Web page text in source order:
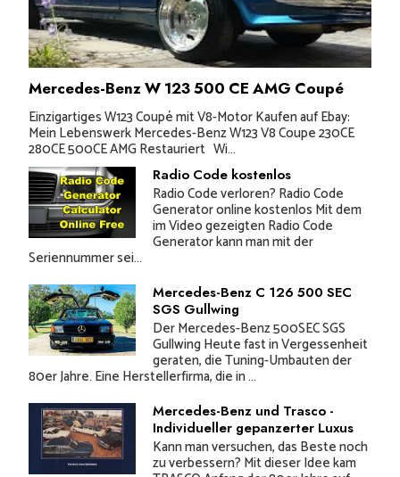
Mercedes-Benz W 123 500 CE AMG Coupé
Einzigartiges W123 Coupé mit V8-Motor Kaufen auf Ebay:
Mein Lebenswerk Mercedes-Benz W123 V8 Coupe 230CE
280CE 500CE AMG Restauriert Wi...
Radio Code kostenlos
Radio Code verloren? Radio Code
Generator online kostenlos Mit dem
im Video gezeigten Radio Code
Generator kann man mit der
Seriennummer sei...
Mercedes-Benz C 126 500 SEC
SGS Gullwing
Der Mercedes-Benz 500SEC SGS
Gullwing Heute fast in Vergessenheit
geraten, die Tuning-Umbauten der
80er Jahre. Eine Herstellerfirma, die in ...
Mercedes-Benz und Trasco -
Individueller gepanzerter Luxus
Kann man versuchen, das Beste noch
zu verbessern? Mit dieser Idee kam